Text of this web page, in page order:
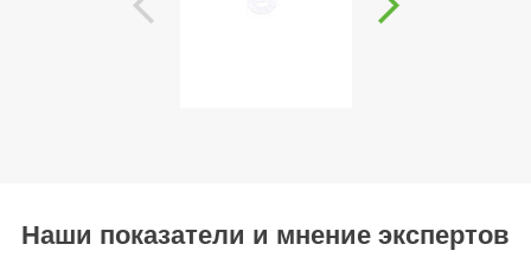
Наши показатели и мнение экспертов